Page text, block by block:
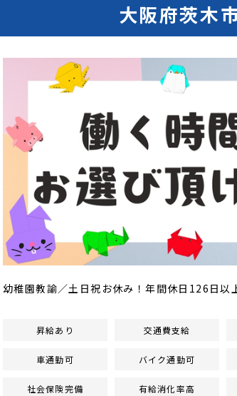
大阪府茨木
幼稚園教諭／土日祝お休み！年間休日126日
昇給あり 交通費支給
車通勤可 バイク通勤可
社会保険完備 有給消化率高